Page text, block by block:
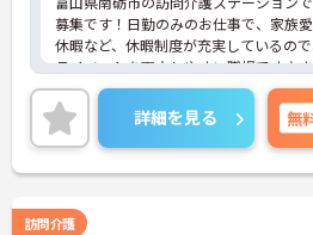
募集です！日勤のみのお仕事で、家族
休暇など、休暇制度が充実しているの
ライベートを両立しやすい職場です♪
の方でも応募可能なので、これから介
したいという方にピッタリの職場です◎
る方は面接ポイントをお伝えしますの
ご連絡ください。
詳細を見る 無
訪問介護